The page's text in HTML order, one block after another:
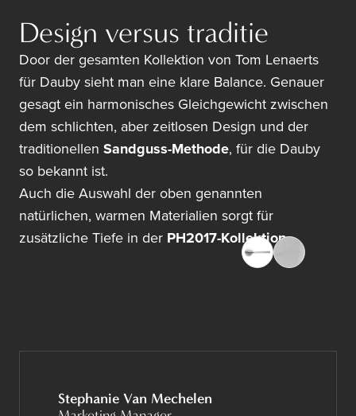
Design versus traditie
Door der gesamten Kollektion von Tom Lenaerts
für Dauby sieht man eine klare Balance. Genauer
gesagt ein harmonisches Gleichgewicht zwischen
dem schlichten, aber zeitlosen Design und der
traditionellen Sandguss-Methode, für die Dauby
so bekannt ist.
Auch die Auswahl der oben genannten
natürlichen, warmen Materialien sorgt für
zusätzliche Tiefe in der PH2017-Kollektion.
Stephanie Van Mechelen